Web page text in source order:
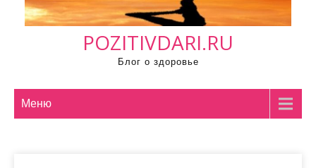
POZITIVDARI.RU
Блог о здоровье
Меню